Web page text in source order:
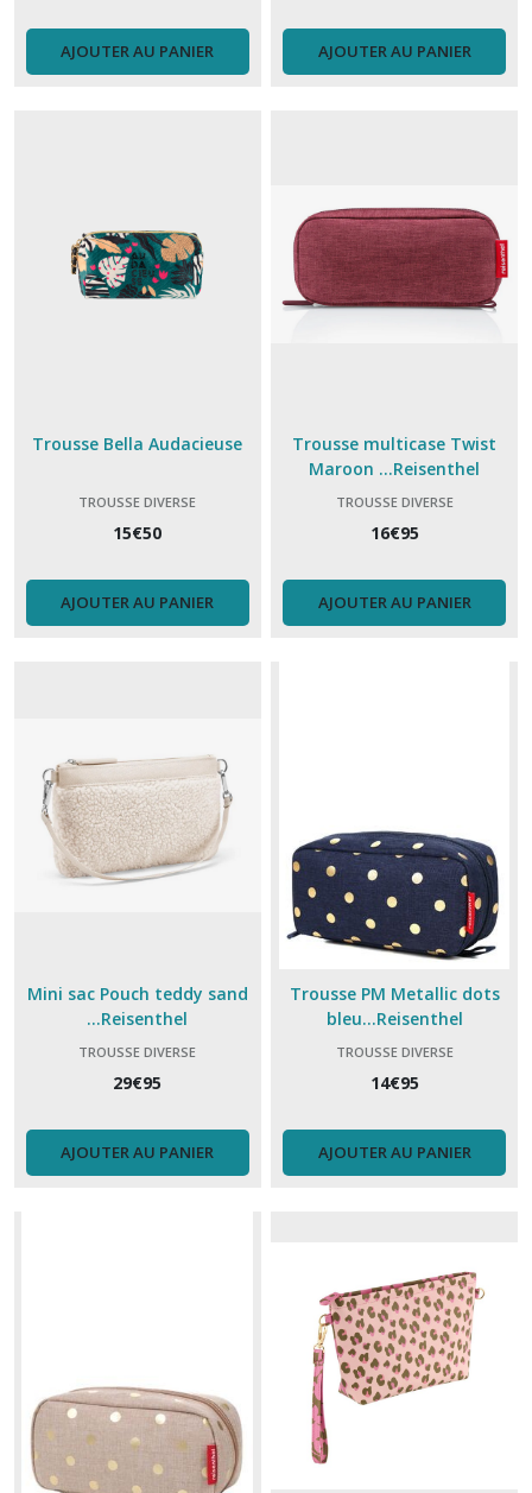
AJOUTER AU PANIER AJOUTER AU PANIER
Trousse Bella Audacieuse
TROUSSE DIVERSE
15€50
AJOUTER AU PANIER
Trousse multicase Twist
Maroon ...Reisenthel
TROUSSE DIVERSE
16€95
AJOUTER AU PANIER
Mini sac Pouch teddy sand
...Reisenthel
TROUSSE DIVERSE
29€95
AJOUTER AU PANIER
Trousse PM Metallic dots
bleu...Reisenthel
TROUSSE DIVERSE
14€95
AJOUTER AU PANIER